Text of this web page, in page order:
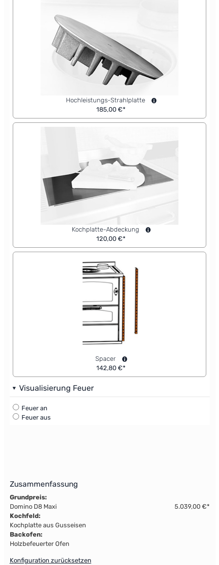
Hochleistungs-Strahlplatte
185,00 €*
Kochplatte-Abdeckung
120,00 €*
Spacer
142,80 €*
Visualisierung Feuer
Feuer an
Feuer aus
Zusammenfassung
Grundpreis:
Domino D8 Maxi
5.039,00 €*
Kochfeld:
Kochplatte aus Gusseisen
Backofen:
Holzbefeuerter Ofen
Konfiguration zurücksetzen